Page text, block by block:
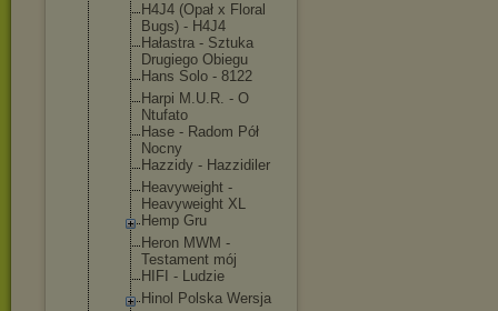
H4J4 (Opał x Floral
Bugs) - H4J4
Hałastra - Sztuka
Drugiego Obiegu
Hans Solo - 8122
Harpi M.U.R. - O
Ntufato
Hase - Radom Pół
Nocny
Hazzidy - Hazzidiler
Heavyweight -
Heavyweight XL
Hemp Gru
Heron MWM -
Testament mój
HIFI - Ludzie
Hinol Polska Wersja